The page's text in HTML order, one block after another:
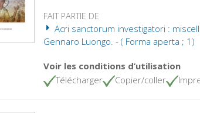
FAIT PARTIE DE
Acri sanctorum investigatori :
Gennaro Luongo. - ( Forma aperta ; 1)
Voir les conditions d’utilisation
Télécharger
Copier/coller